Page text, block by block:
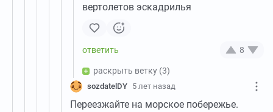
вертолетов эскадрилья
8
раскрыть ветку (3)
sozdatelDY 5 лет назад
Переезжайте на морское побережье.